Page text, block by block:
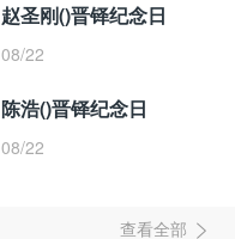
赵圣刚()晋铎纪念日
08/22
陈浩()晋铎纪念日
08/22